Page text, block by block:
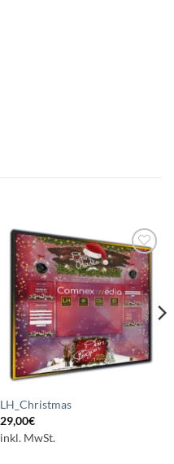
Auf die
Wunschliste
setzen
LH_Christmas
29,00€
inkl. MwSt.